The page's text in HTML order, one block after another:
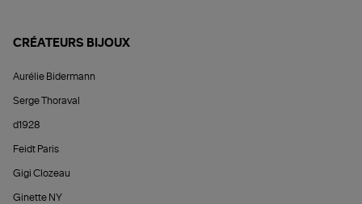
CRÉATEURS BIJOUX
Aurélie Bidermann
Serge Thoraval
d1928
Feidt Paris
Gigi Clozeau
Ginette NY